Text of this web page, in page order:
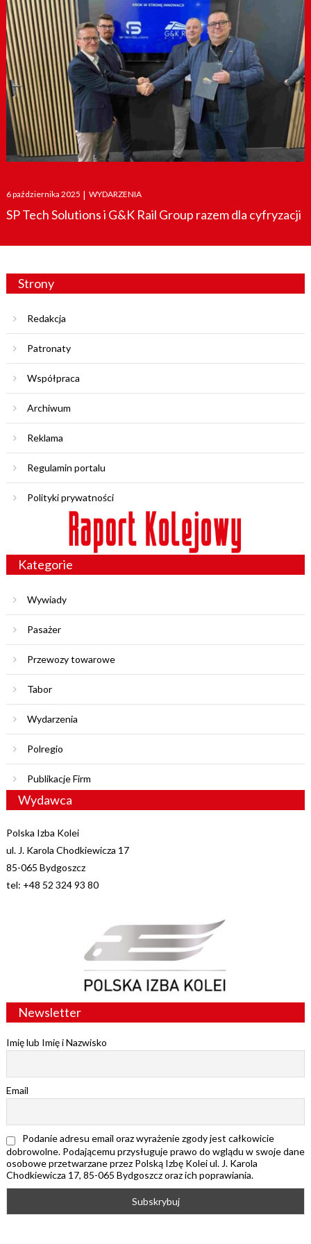
Posted
on
6 października 2025 | WYDARZENIA
SP Tech Solutions i G&K Rail Group razem dla cyfryzacji
Strony
Redakcja
Patronaty
Współpraca
Archiwum
Reklama
Regulamin portalu
Polityki prywatności
Kategorie
Wywiady
Pasażer
Przewozy towarowe
Tabor
Wydarzenia
Polregio
Publikacje Firm
Wydawca
Polska Izba Kolei
ul. J. Karola Chodkiewicza 17
85-065 Bydgoszcz
tel: +48 52 324 93 80
Newsletter
Imię lub Imię i Nazwisko
Email
Podanie adresu email oraz wyrażenie zgody jest całkowicie
dobrowolne. Podającemu przysługuje prawo do wglądu w swoje dane
osobowe przetwarzane przez Polską Izbę Kolei ul. J. Karola
Chodkiewicza 17, 85-065 Bydgoszcz oraz ich poprawiania.